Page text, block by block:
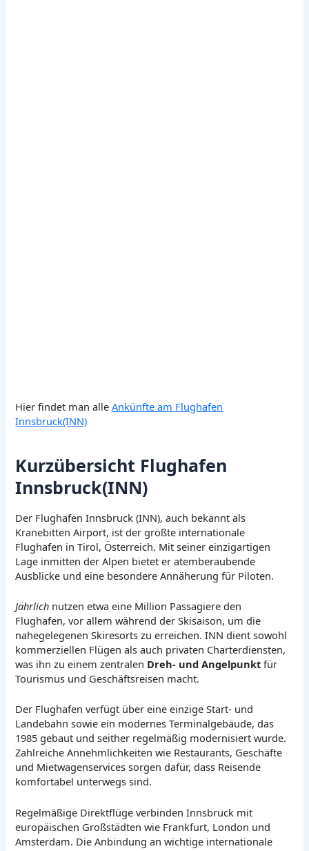
Hier findet man alleAnkünfte am Flughafen
Innsbruck(INN)
Kurzübersicht Flughafen
Innsbruck(INN)
Der Flughafen Innsbruck (INN), auch bekannt als
Kranebitten Airport, ist der größte internationale
Flughafen in Tirol, Österreich. Mit seiner einzigartigen
Lage inmitten der Alpen bietet er atemberaubende
Ausblicke und eine besondere Annäherung für Piloten.
Jährlich nutzen etwa eine Million Passagiere den
Flughafen, vor allem während der Skisaison, um die
nahegelegenen Skiresorts zu erreichen. INN dient sowohl
kommerziellen Flügen als auch privaten Charterdiensten,
was ihn zu einem zentralen Dreh- und Angelpunkt für
Tourismus und Geschäftsreisen macht.
Der Flughafen verfügt über eine einzige Start- und
Landebahn sowie ein modernes Terminalgebäude, das
1985 gebaut und seither regelmäßig modernisiert wurde.
Zahlreiche Annehmlichkeiten wie Restaurants, Geschäfte
und Mietwagenservices sorgen dafür, dass Reisende
komfortabel unterwegs sind.
Regelmäßige Direktflüge verbinden Innsbruck mit
europäischen Großstädten wie Frankfurt, London und
Amsterdam. Die Anbindung an wichtige internationale